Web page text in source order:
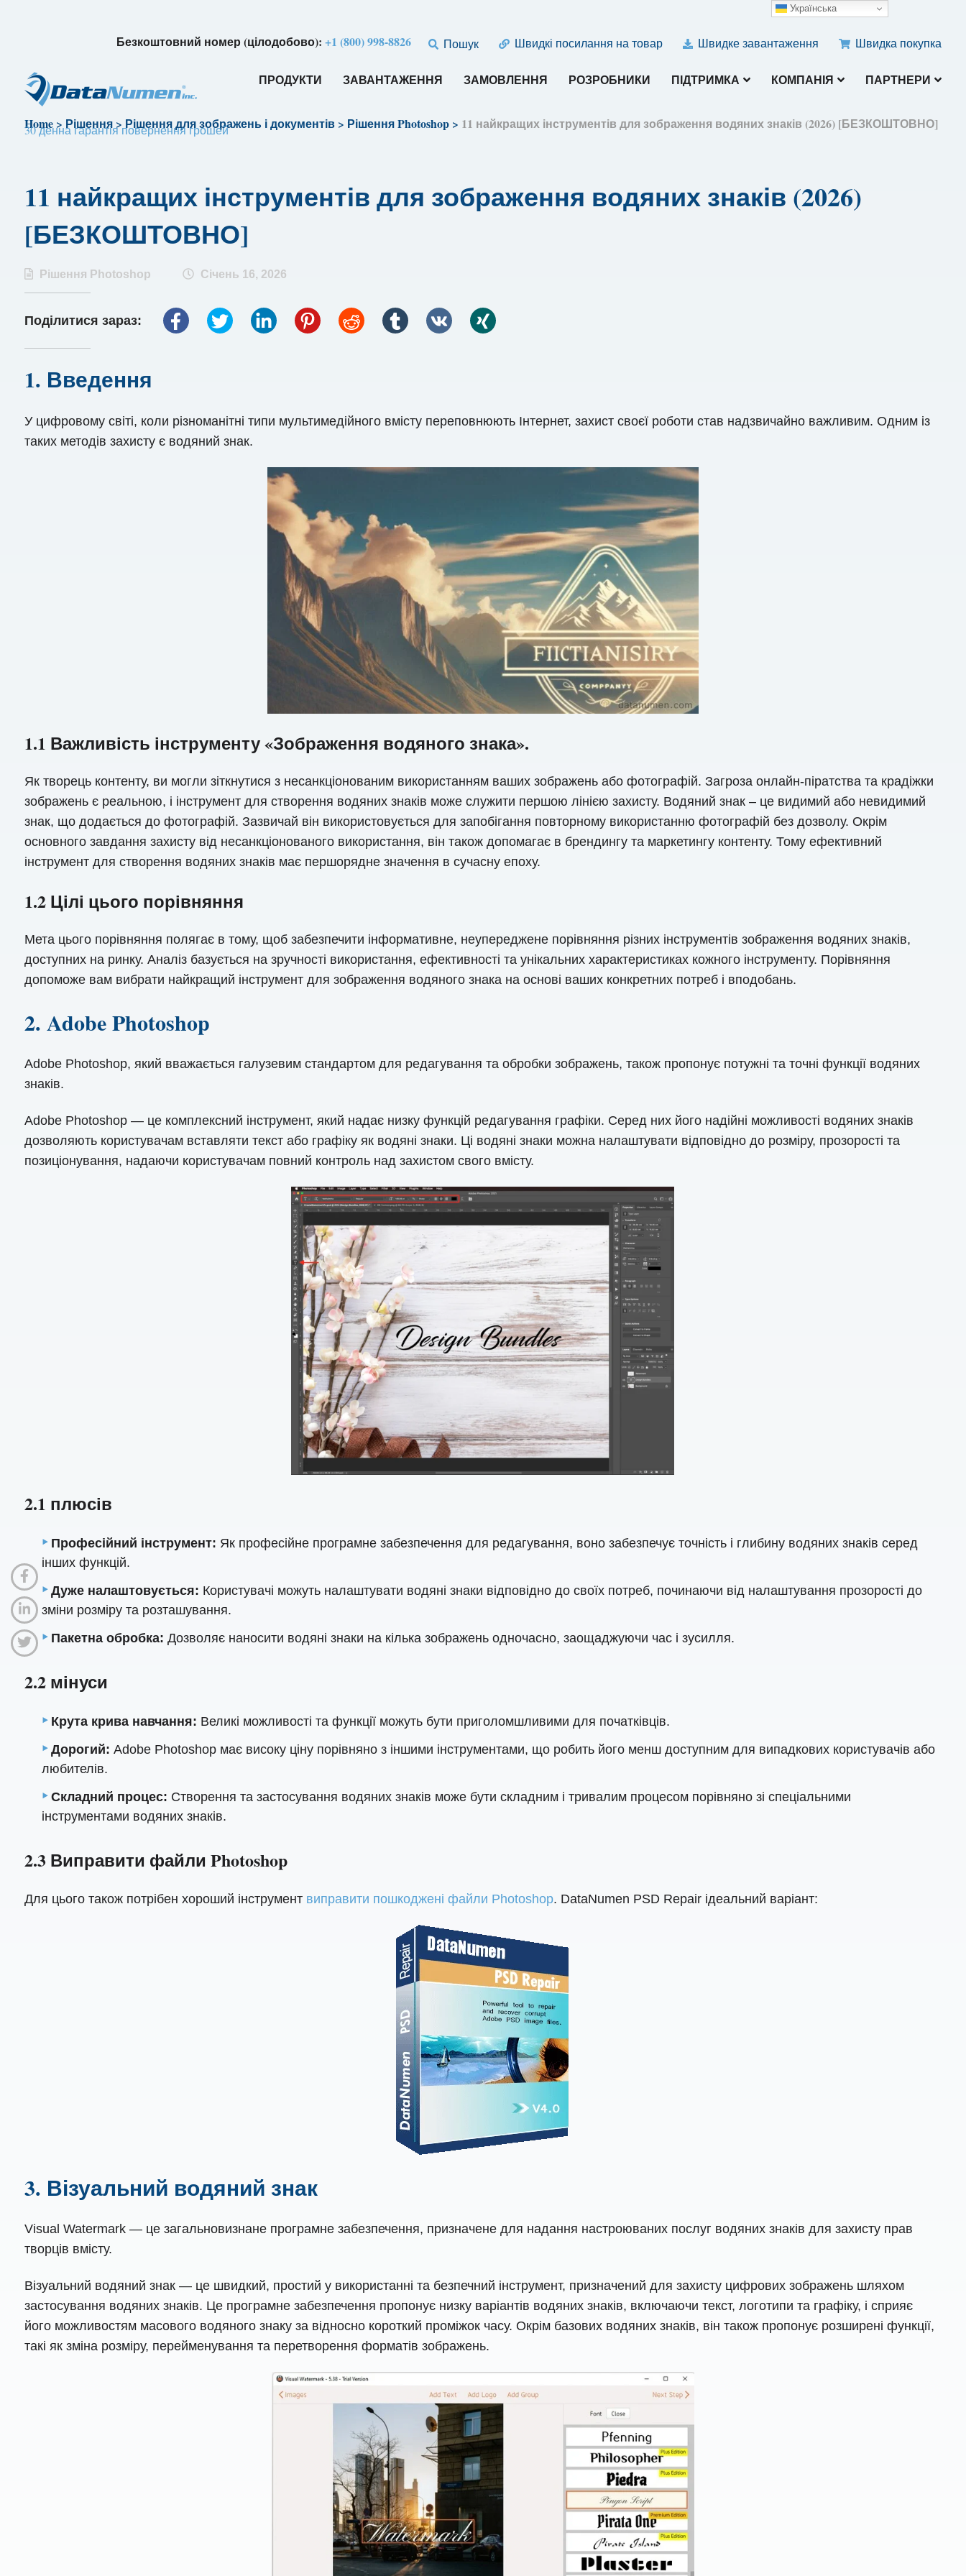
Безкоштовний номер (цілодобово):+1 (800) 998-8826 Пошук Швидкі посилання на товар Швидке завантаження Швидка покупка
30 денна гарантія повернення грошей
ПРОДУКТИ ЗАВАНТАЖЕННЯ ЗАМОВЛЕННЯ РОЗРОБНИКИ ПІДТРИМКА КОМПАНІЯ ПАРТНЕРИ
Home> Рішення> Рішення для зображень і документів> Рішення Photoshop> 11 найкращих інструментів для зображення водяних знаків (2026) [БЕЗКОШТОВНО]
11 найкращих інструментів для зображення водяних знаків (2026)
[БЕЗКОШТОВНО]
Рішення Photoshop Січень 16, 2026
Поділитися зараз:
1. Введення
У цифровому світі, коли різноманітні типи мультимедійного вмісту переповнюють Інтернет, захист своєї роботи став надзвичайно важливим. Одним із
таких методів захисту є водяний знак.
1.1 Важливість інструменту «Зображення водяного знака».
Як творець контенту, ви могли зіткнутися з несанкціонованим використанням ваших зображень або фотографій. Загроза онлайн-піратства та крадіжки
зображень є реальною, і інструмент для створення водяних знаків може служити першою лінією захисту. Водяний знак – це видимий або невидимий
знак, що додається до фотографій. Зазвичай він використовується для запобігання повторному використанню фотографій без дозволу. Окрім
основного завдання захисту від несанкціонованого використання, він також допомагає в брендингу та маркетингу контенту. Тому ефективний
інструмент для створення водяних знаків має першорядне значення в сучасну епоху.
1.2 Цілі цього порівняння
Мета цього порівняння полягає в тому, щоб забезпечити інформативне, неупереджене порівняння різних інструментів зображення водяних знаків,
доступних на ринку. Аналіз базується на зручності використання, ефективності та унікальних характеристиках кожного інструменту. Порівняння
допоможе вам вибрати найкращий інструмент для зображення водяного знака на основі ваших конкретних потреб і вподобань.
2. Adobe Photoshop
Adobe Photoshop, який вважається галузевим стандартом для редагування та обробки зображень, також пропонує потужні та точні функції водяних
знаків.
Adobe Photoshop — це комплексний інструмент, який надає низку функцій редагування графіки. Серед них його надійні можливості водяних знаків
дозволяють користувачам вставляти текст або графіку як водяні знаки. Ці водяні знаки можна налаштувати відповідно до розміру, прозорості та
позиціонування, надаючи користувачам повний контроль над захистом свого вмісту.
2.1 плюсів
Професійний інструмент: Як професійне програмне забезпечення для редагування, воно забезпечує точність і глибину водяних знаків серед
інших функцій.
Дуже налаштовується: Користувачі можуть налаштувати водяні знаки відповідно до своїх потреб, починаючи від налаштування прозорості до
зміни розміру та розташування.
Пакетна обробка: Дозволяє наносити водяні знаки на кілька зображень одночасно, заощаджуючи час і зусилля.
2.2 мінуси
Крута крива навчання: Великі можливості та функції можуть бути приголомшливими для початківців.
Дорогий: Adobe Photoshop має високу ціну порівняно з іншими інструментами, що робить його менш доступним для випадкових користувачів або
любителів.
Складний процес: Створення та застосування водяних знаків може бути складним і тривалим процесом порівняно зі спеціальними
інструментами водяних знаків.
2.3 Виправити файли Photoshop
Для цього також потрібен хороший інструмент виправити пошкоджені файли Photoshop. DataNumen PSD Repair ідеальний варіант:
3. Візуальний водяний знак
Visual Watermark — це загальновизнане програмне забезпечення, призначене для надання настроюваних послуг водяних знаків для захисту прав
творців вмісту.
Візуальний водяний знак — це швидкий, простий у використанні та безпечний інструмент, призначений для захисту цифрових зображень шляхом
застосування водяних знаків. Це програмне забезпечення пропонує низку варіантів водяних знаків, включаючи текст, логотипи та графіку, і сприяє
його можливостям масового водяного знаку за відносно короткий проміжок часу. Окрім базових водяних знаків, він також пропонує розширені функції,
такі як зміна розміру, перейменування та перетворення форматів зображень.
Українська